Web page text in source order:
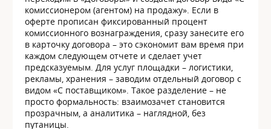
комиссионером (агентом) на продажу». Если в
оферте прописан фиксированный процент
комиссионного вознаграждения, сразу занесите его
в карточку договора – это сэкономит вам время при
каждом следующем отчете и сделает учет
предсказуемым. Для услуг площадки – логистики,
рекламы, хранения – заводим отдельный договор с
видом «С поставщиком». Такое разделение – не
просто формальность: взаимозачет становится
прозрачным, а аналитика – наглядной, без
путаницы.